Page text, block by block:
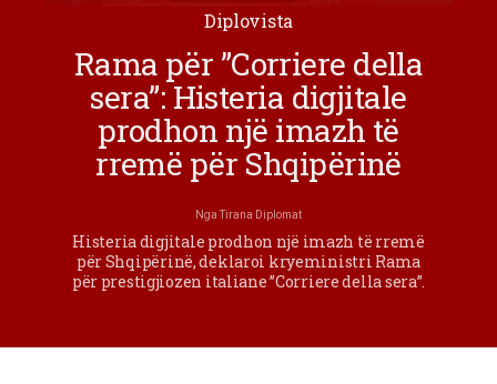
Diplovista
Rama për ”Corriere della
sera”: Histeria digjitale
prodhon një imazh të
rremë për Shqipërinë
NgaTirana Diplomat
Histeria digjitale prodhon një imazh të rremë
për Shqipërinë, deklaroi kryeministri Rama
për prestigjiozen italiane ”Corriere della sera”.